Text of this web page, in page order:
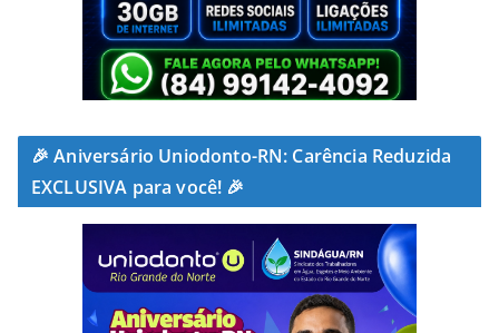
🎉 Aniversário Uniodonto-RN: Carência Reduzida
EXCLUSIVA para você! 🎉